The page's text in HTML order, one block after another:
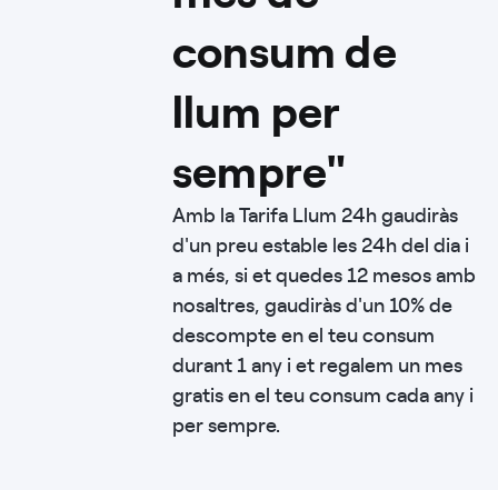
consum de
llum per
sempre"
Amb la Tarifa Llum 24h gaudiràs
d'un preu estable les 24h del dia i
a més, si et quedes 12 mesos amb
nosaltres, gaudiràs d'un 10% de
descompte en el teu consum
durant 1 any i et regalem un mes
gratis en el teu consum cada any i
per sempre.